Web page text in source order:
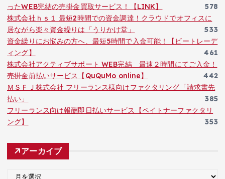
ったWEB完結の売掛金買取サービス！【LINK】
578
株式会社ｈｓ１ 最短2時間での資金調達！クラウドでオフィスに
居ながら楽々資金繰りは「うりかけ堂」
533
資金繰りにお悩みの方へ、最短5時間で入金可能！【ビートレーデ
ィング】
461
株式会社アクティブサポート WEB完結 最速２時間にてご入金！
売掛金前払いサービス【QuQuMo online】
442
ＭＳＦＪ株式会社 フリーランス様向けファクタリング「請求書先
払い」
385
フリーランス向け報酬即日払いサービス【ペイトナーファクタリ
ング】
353
アーカイブ